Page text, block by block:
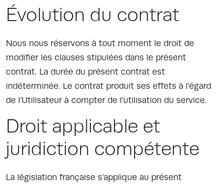
Évolution du contrat
Nous nous réservons à tout moment le droit de
modifier les clauses stipulées dans le présent
contrat. La durée du présent contrat est
indéterminée. Le contrat produit ses effets à l’égard
de l’Utilisateur à compter de l’utilisation du service.
Droit applicable et
juridiction compétente
La législation française s’applique au présent